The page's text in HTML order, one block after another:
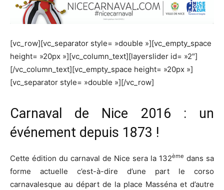
[vc_row][vc_separator style= »double »][vc_empty_space
height= »20px »][vc_column_text][layerslider id= »2″]
[/vc_column_text][vc_empty_space height= »20px »]
[vc_separator style= »double »][/vc_row]
Carnaval de Nice 2016 : un
événement depuis 1873 !
Cette édition du carnaval de Nice sera la 132ème dans sa
forme actuelle c’est-à-dire d’une part le corso
carnavalesque au départ de la place Masséna et d’autre